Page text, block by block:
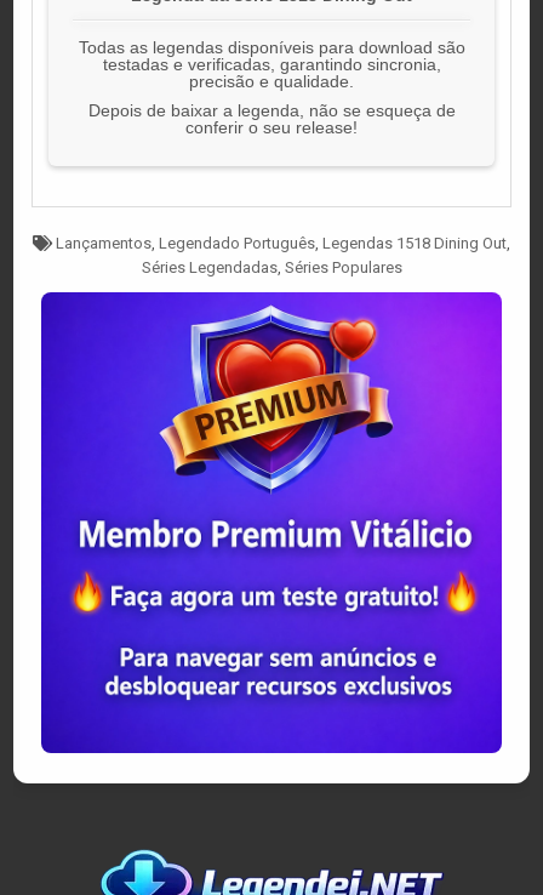
Todas as legendas disponíveis para download são
testadas e verificadas, garantindo sincronia,
precisão e qualidade.
Depois de baixar a legenda, não se esqueça de
conferir o seu release!
Tagged
Lançamentos, Legendado Português, Legendas 1518 Dining Out,
Séries Legendadas, Séries Populares